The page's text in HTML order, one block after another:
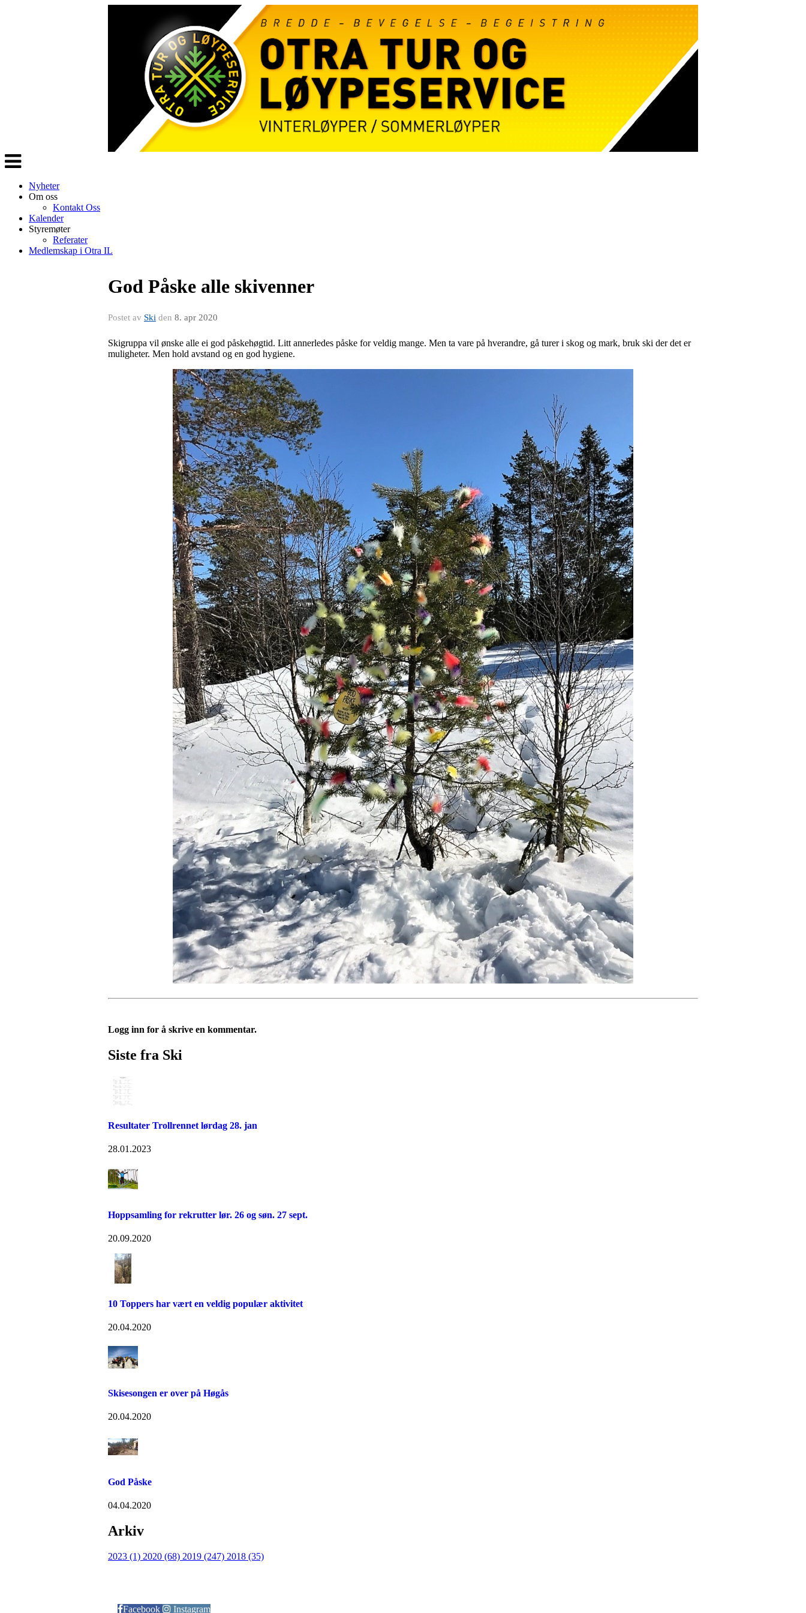
Veksle
navigasjon
Nyheter
Om oss
Kontakt Oss
Kalender
Styremøter
Referater
Medlemskap i Otra IL
God Påske alle skivenner
Postet av Ski den 8. apr 2020
Skigruppa vil ønske alle ei god påskehøgtid. Litt annerledes påske for veldig mange. Men ta vare på hverandre, gå turer i skog og mark, bruk ski der det er
muligheter. Men hold avstand og en god hygiene.
Logg inn for å skrive en kommentar.
Siste fra Ski
Resultater Trollrennet lørdag 28. jan
28.01.2023
Hoppsamling for rekrutter lør. 26 og søn. 27 sept.
20.09.2020
10 Toppers har vært en veldig populær aktivitet
20.04.2020
Skisesongen er over på Høgås
20.04.2020
God Påske
04.04.2020
Arkiv
2023 (1) 2020 (68) 2019 (247) 2018 (35)
Facebook
Instagram